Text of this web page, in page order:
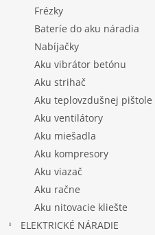
Frézky
Bateríe do aku náradia
Nabíjačky
Aku vibrátor betónu
Aku strihač
Aku teplovzdušnej pištole
Aku ventilátory
Aku miešadla
Aku kompresory
Aku viazač
Aku račne
Aku nitovacie kliešte
ELEKTRICKÉ NÁRADIE